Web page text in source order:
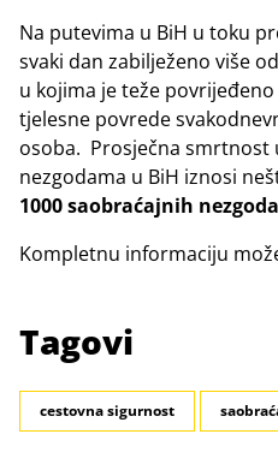
Na putevima u BiH u toku
svaki dan zabilježeno više od
u kojima je teže povrijeđeno
tjelesne povrede
osoba. Prosječna smrtnost
nezgodama u BiH iznosi
1000 saobraćajnih
Kompletnu informaciju
Tagovi
cestovna sigurnost